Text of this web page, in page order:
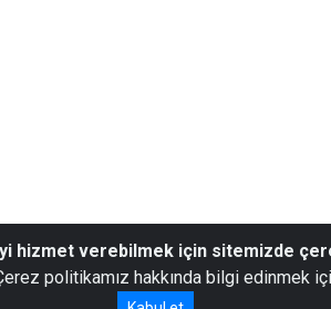
hizmet verebilmek için sitemizde
politikamız hakkında bilgi edinmek